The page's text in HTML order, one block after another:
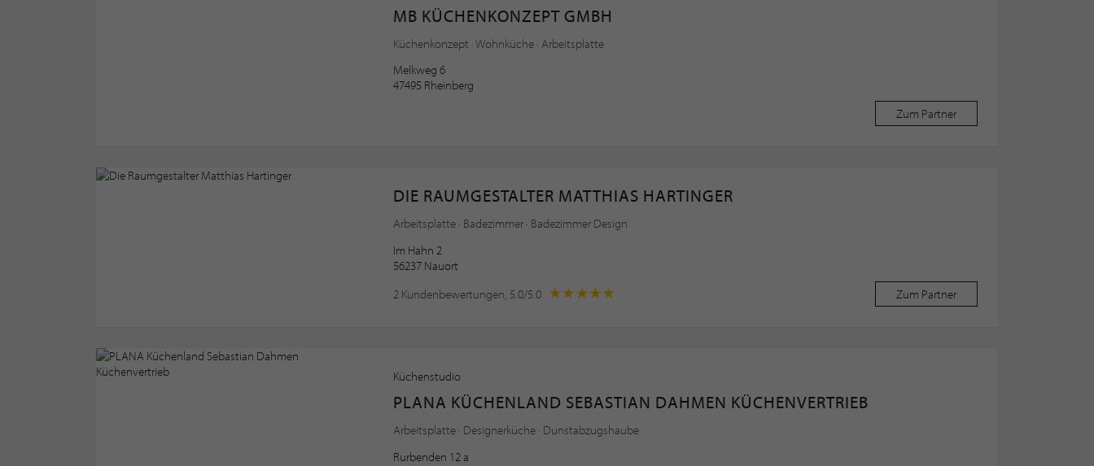
MB KÜCHENKONZEPT GMBH
Küchenkonzept · Wohnküche · Arbeitsplatte
Melkweg 6
47495 Rheinberg
Zum Partner
DIE RAUMGESTALTER MATTHIAS HARTINGER
Arbeitsplatte · Badezimmer · Badezimmer Design
Im Hahn 2
56237 Nauort
2 Kundenbewertungen, 5.0/5.0
Zum Partner
Küchenstudio
PLANA KÜCHENLAND SEBASTIAN DAHMEN KÜCHENVERTRIEB
Arbeitsplatte · Designerküche · Dunstabzugshaube
Rurbenden 12 a